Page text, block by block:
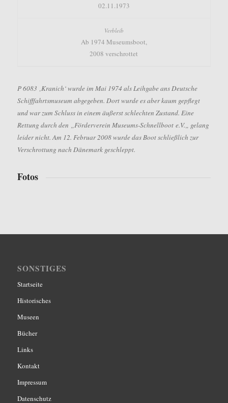
02.11.1973
Ab 1974 Museumsboot,
2008 verschrottet
P 6083 ‚Kranich‘wurde im Mai 1974 als Leihgabe ans Deutsche
Schifffahrtsmuseum abgegeben. Dort wurde es aber kaum gepflegt
und war zum Schluss in einem äußerst schlechten Zustand. Eine
Rettung durch den „Förderverein Museums-Schnellboot e.V.„ gelang
leider nicht.Am 12. Februar 2008 wurde das Boot schließlich zur
Verschrottung nach Dänemark geschleppt.
Fotos
SONSTIGES
Startseite
Historisches
Museen
Bücher
Links
Kontakt
Impressum
Datenschutz